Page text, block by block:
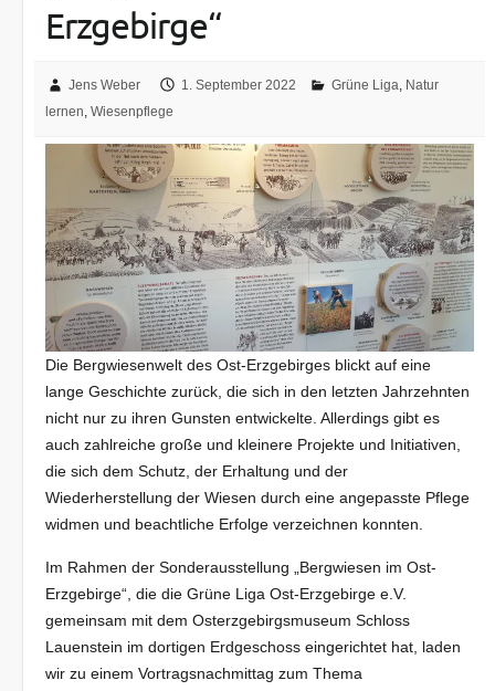
Erzgebirge“
Jens Weber 1. September 2022 Grüne Liga, Natur
lernen,Wiesenpflege
Die Bergwiesenwelt des Ost-Erzgebirges blickt auf eine
lange Geschichte zurück, die sich in den letzten Jahrzehnten
nicht nur zu ihren Gunsten entwickelte. Allerdings gibt es
auch zahlreiche große und kleinere Projekte und Initiativen,
die sich dem Schutz, der Erhaltung und der
Wiederherstellung der Wiesen durch eine angepasste Pflege
widmen und beachtliche Erfolge verzeichnen konnten.
Im Rahmen der Sonderausstellung „Bergwiesen im Ost-
Erzgebirge“, die die Grüne Liga Ost-Erzgebirge e.V.
gemeinsam mit dem Osterzgebirgsmuseum Schloss
Lauenstein im dortigen Erdgeschoss eingerichtet hat, laden
wir zu einem Vortragsnachmittag zum Thema